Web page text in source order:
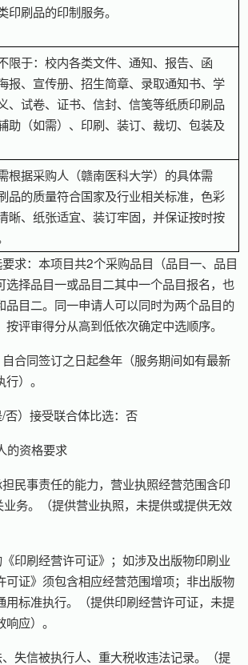
印刷品的印制服务。
限于：校内各类文件、通知、报告、函
报、宣传册、招生简章、录取通知书、学
、试卷、证书、信封、信笺等纸质印刷品
助（如需）、印刷、装订、裁切、包装及
根据采购人（赣南医科大学）的具体需
品的质量符合国家及行业相关标准，色彩
晰、纸张适宜、装订牢固，并保证按时按
求：本项目共2个采购品目（品目一、品目
选择品目一或品目二其中一个品目报名，也
品目二。同一申请人可以同时为两个品目的
评审得分从高到低依次确定中选顺序。
合同签订之日起叁年（服务期间如有最新
）。
否）接受联合体比选：否
的资格要求
民事责任的能力，营业执照经营范围含印
务。（提供营业执照，未提供或提供无效
印刷经营许可证》；如涉及出版物印刷业
可证》须包含相应经营范围增项；非出版物
用标准执行。（提供印刷经营许可证，未提
应）。
失信被执行人、重大税收违法记录。（提